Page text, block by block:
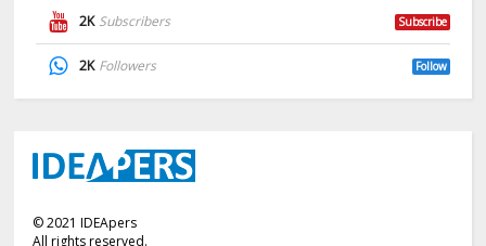
2K Subscribers Subscribe
2K Followers Follow
©2021 IDEApers
All rights reserved.